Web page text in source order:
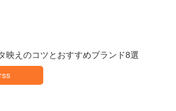
映えのコツとおすすめブランド8選
rss